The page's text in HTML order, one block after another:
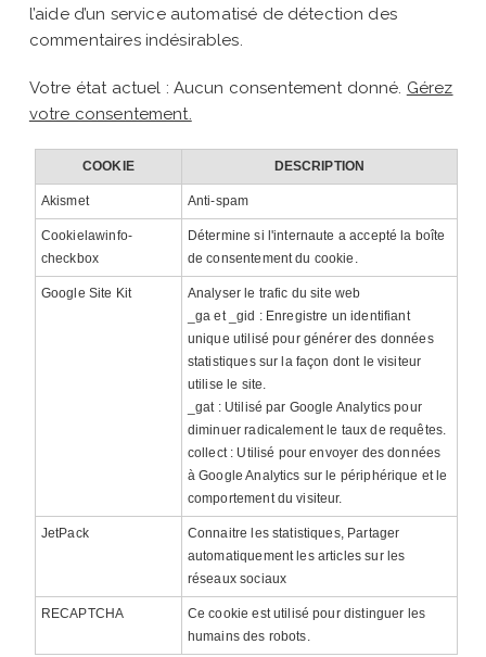
l’aide d’un service automatisé de détection des
commentaires indésirables.
Votre état actuel : Aucun consentement donné. Gérez
votre consentement.
COOKIE DESCRIPTION
Akismet Anti-spam
Cookielawinfo-
checkbox
Détermine si l'internaute a accepté la boîte
de consentement du cookie.
Google Site Kit
Analyser le trafic du site web
_ga et _gid : Enregistre un identifiant
unique utilisé pour générer des données
statistiques sur la façon dont le visiteur
utilise le site.
_gat : Utilisé par Google Analytics pour
diminuer radicalement le taux de requêtes.
collect : Utilisé pour envoyer des données
à Google Analytics sur le périphérique et le
comportement du visiteur.
JetPack
Connaitre les statistiques, Partager
automatiquement les articles sur les
réseaux sociaux
RECAPTCHA
Ce cookie est utilisé pour distinguer les
humains des robots.